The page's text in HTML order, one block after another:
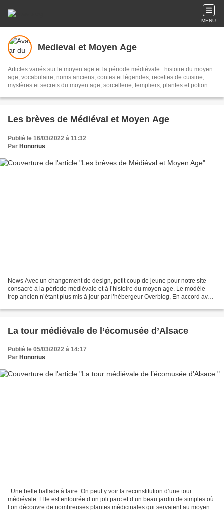
MENU
Medieval et Moyen Age
Articles variés sur le moyen age et la période médiévale : histoire du moyen
age, vocabulaire, noms anciens, contes et légendes, recettes de cuisine,
mystères et secrets du moyen age, sorcellerie, templiers, plantes et potions,
Les brèves de Médiéval et Moyen Age
Publié le 16/03/2022 à 11:32
Par Honorius
News Avec un changement de design, petit coup de jeune pour notre site
consacré à la période médiévale et à l’histoire du moyen age. Le modèle
trop ancien n’étant plus mis à jour par l’hébergeur Overblog, En accord avec
La tour médiévale de l’écomusée d’Alsace
Publié le 05/03/2022 à 14:17
Par Honorius
. Une belle ballade à faire. On peut y voir la reconstitution d’une tour
médiévale. Elle est entourée d’un joli parc et d’un beau jardin de simples où
l’on découvre de nombreuses plantes médicinales qui servaient au moyen